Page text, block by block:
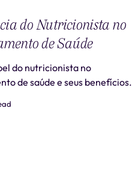
do Nutricionista no
de Saúde
do nutricionista no
de saúde e seus benefícios.